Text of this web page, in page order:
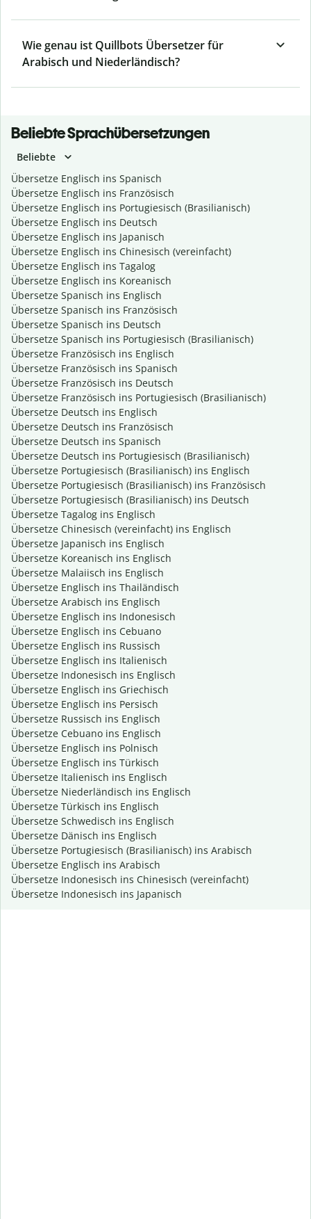
Wie genau ist Quillbots Übersetzer für
Arabisch und Niederländisch?
Beliebte Sprachübersetzungen
Beliebte
Übersetze Englisch ins Spanisch
Übersetze Englisch ins Französisch
Übersetze Englisch ins Portugiesisch (Brasilianisch)
Übersetze Englisch ins Deutsch
Übersetze Englisch ins Japanisch
Übersetze Englisch ins Chinesisch (vereinfacht)
Übersetze Englisch ins Tagalog
Übersetze Englisch ins Koreanisch
Übersetze Spanisch ins Englisch
Übersetze Spanisch ins Französisch
Übersetze Spanisch ins Deutsch
Übersetze Spanisch ins Portugiesisch (Brasilianisch)
Übersetze Französisch ins Englisch
Übersetze Französisch ins Spanisch
Übersetze Französisch ins Deutsch
Übersetze Französisch ins Portugiesisch (Brasilianisch)
Übersetze Deutsch ins Englisch
Übersetze Deutsch ins Französisch
Übersetze Deutsch ins Spanisch
Übersetze Deutsch ins Portugiesisch (Brasilianisch)
Übersetze Portugiesisch (Brasilianisch) ins Englisch
Übersetze Portugiesisch (Brasilianisch) ins Französisch
Übersetze Portugiesisch (Brasilianisch) ins Deutsch
Übersetze Tagalog ins Englisch
Übersetze Chinesisch (vereinfacht) ins Englisch
Übersetze Japanisch ins Englisch
Übersetze Koreanisch ins Englisch
Übersetze Malaiisch ins Englisch
Übersetze Englisch ins Thailändisch
Übersetze Arabisch ins Englisch
Übersetze Englisch ins Indonesisch
Übersetze Englisch ins Cebuano
Übersetze Englisch ins Russisch
Übersetze Englisch ins Italienisch
Übersetze Indonesisch ins Englisch
Übersetze Englisch ins Griechisch
Übersetze Englisch ins Persisch
Übersetze Russisch ins Englisch
Übersetze Cebuano ins Englisch
Übersetze Englisch ins Polnisch
Übersetze Englisch ins Türkisch
Übersetze Italienisch ins Englisch
Übersetze Niederländisch ins Englisch
Übersetze Türkisch ins Englisch
Übersetze Schwedisch ins Englisch
Übersetze Dänisch ins Englisch
Übersetze Portugiesisch (Brasilianisch) ins Arabisch
Übersetze Englisch ins Arabisch
Übersetze Indonesisch ins Chinesisch (vereinfacht)
Übersetze Indonesisch ins Japanisch